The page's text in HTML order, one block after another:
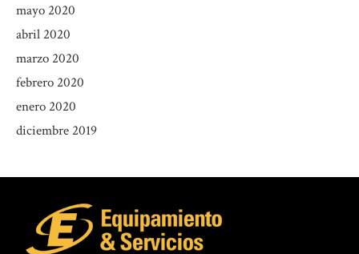
mayo 2020
abril 2020
marzo 2020
febrero 2020
enero 2020
diciembre 2019